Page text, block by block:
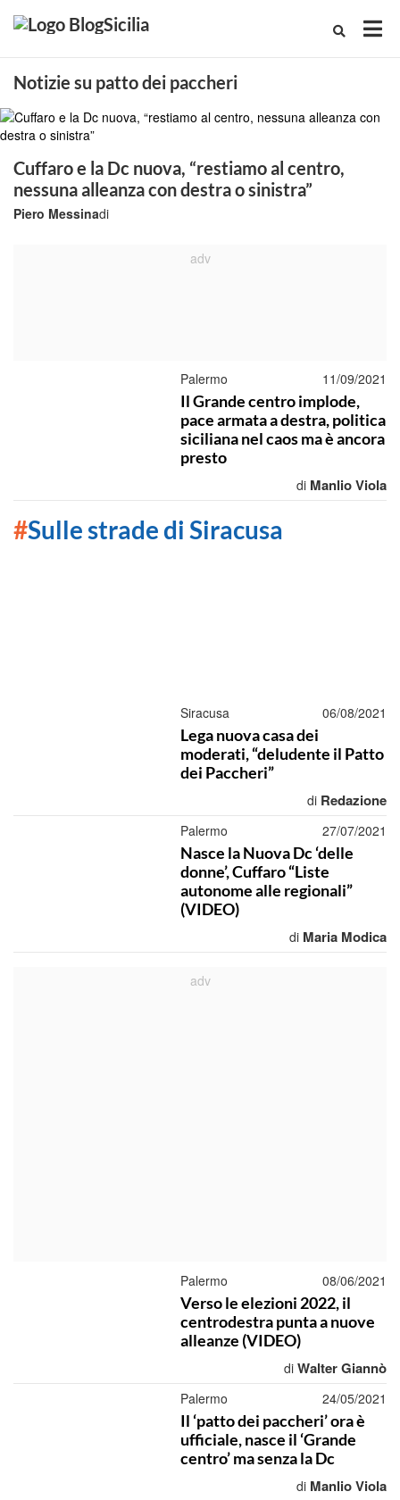
Notizie su patto dei paccheri
Cuffaro e la Dc nuova, “restiamo al centro,
nessuna alleanza con destra o sinistra”
di
Piero Messina
Palermo 11/09/2021
Il Grande centro implode,
pace armata a destra, politica
siciliana nel caos ma è ancora
presto
di Manlio Viola
#Sulle strade di Siracusa
Siracusa 06/08/2021
Lega nuova casa dei
moderati, “deludente il Patto
dei Paccheri”
di Redazione
Palermo 27/07/2021
Nasce la Nuova Dc ‘delle
donne’, Cuffaro “Liste
autonome alle regionali”
(VIDEO)
di Maria Modica
Palermo 08/06/2021
Verso le elezioni 2022, il
centrodestra punta a nuove
alleanze (VIDEO)
di Walter Giannò
Palermo 24/05/2021
Il ‘patto dei paccheri’ ora è
ufficiale, nasce il ‘Grande
centro’ ma senza la Dc
di Manlio Viola